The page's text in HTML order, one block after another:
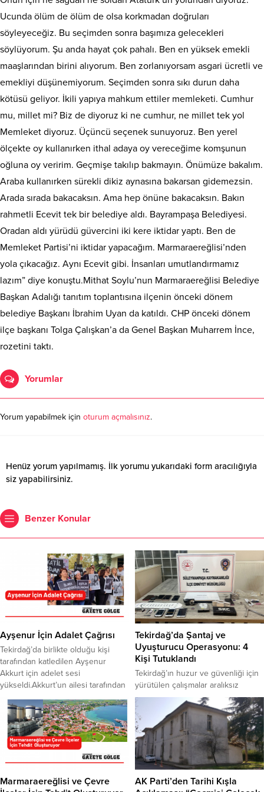
Ucunda ölüm de ölüm de olsa korkmadan doğruları
söyleyeceğiz. Bu seçimden sonra başımıza gelecekleri
söylüyorum. Şu anda hayat çok pahalı. Ben en yüksek emekli
maaşlarından birini alıyorum. Ben zorlanıyorsam asgari ücretli ve
emekliyi düşünemiyorum. Seçimden sonra sıkı durun daha
kötüsü geliyor. İkili yapıya mahkum ettiler memleketi. Cumhur
mu, millet mi? Biz de diyoruz ki ne cumhur, ne millet tek yol
Memleket diyoruz. Üçüncü seçenek sunuyoruz. Ben yerel
ölçekte oy kullanırken ithal adaya oy vereceğime komşunun
oğluna oy veririm. Geçmişe takılıp bakmayın. Önümüze bakalım.
Araba kullanırken sürekli dikiz aynasına bakarsan gidemezsin.
Arada sırada bakacaksın. Ama hep önüne bakacaksın. Bakın
rahmetli Ecevit tek bir belediye aldı. Bayrampaşa Belediyesi.
Oradan aldı yürüdü güvercini iki kere iktidar yaptı. Ben de
Memleket Partisi’ni iktidar yapacağım. Marmaraereğlisi’nden
yola çıkacağız. Aynı Ecevit gibi. İnsanları umutlandırmamız
lazım” diye konuştu.Mithat Soylu’nun Marmaraereğlisi Belediye
Başkan Adalığı tanıtım toplantısına ilçenin önceki dönem
belediye Başkanı İbrahim Uyan da katıldı. CHP önceki dönem
ilçe başkanı Tolga Çalışkan’a da Genel Başkan Muharrem İnce,
rozetini taktı.
Yorumlar
Yorum yapabilmek için oturum açmalısınız.
Henüz yorum yapılmamış. İlk yorumu yukarıdaki form aracılığıyla
siz yapabilirsiniz.
Benzer Konular
Ayşenur İçin Adalet Çağrısı
Tekirdağ’da birlikte olduğu kişi
tarafından katledilen Ayşenur
Akkurt için adelet sesi
yükseldi.Akkurt’un ailesi tarafından
Kadın Cinayetleri konusunda
farkındalık oluşturmak amacıyla
düzenlenen yürüyüşe, birçok sivil
toplum kuruluşu, Tekirdağ Barosu,
CHP Tekirdağ Milletvekilleri İlhami
Özcan Aygun ve Nurten Yontar da
yaşadığı Ayşenur Akkurt’un
Tekirdağ’da Şantaj ve
Uyuşturucu Operasyonu: 4
Kişi Tutuklandı
Tekirdağ’ın huzur ve güvenliği için
yürütülen çalışmalar aralıksız
devam ediyor. Bu kapsamda,
Tekirdağ Cumhuriyet Başsavcılığı
koordinesinde Süleymanpaşa İlçe
Emniyet Müdürlüğü ekipleri
tarafından önemli bir operasyon
gerçekleştirildi. Yapılan
çalışmalarda, Süleymanpaşa
ilçesinde internet üzerinden
Marmaraereğlisi ve Çevre
AK Parti’den Tarihi Kışla